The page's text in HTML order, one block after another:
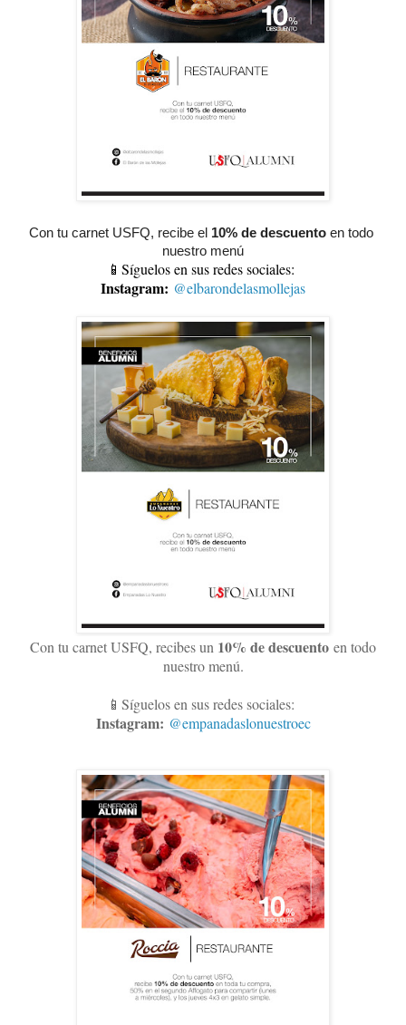
Con tu carnet USFQ, recibe el 10% de descuento en todo
nuestro menú
📱Síguelos en sus redes sociales:
Instagram: @elbarondelasmollejas
Con tu carnet USFQ, recibes un 10% de descuento en todo
nuestro menú.
📱Síguelos en sus redes sociales:
Instagram: @empanadaslonuestroec